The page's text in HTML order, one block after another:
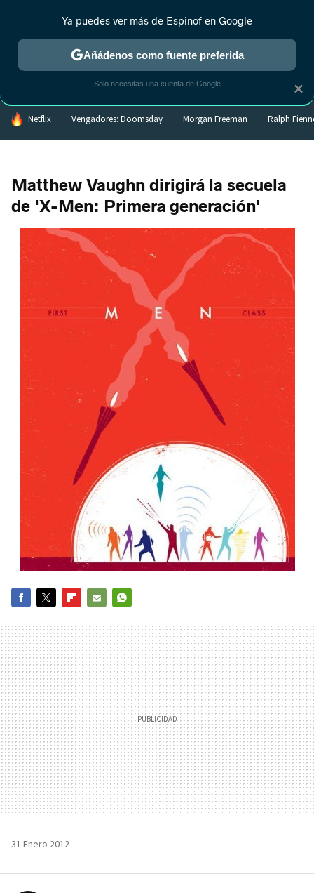
ESTRENOS REALITY ANIME RANKINGS CINE
HOY SE HABLA DE
Netflix Vengadores: Doomsday Morgan Freeman Ralph
Matthew Vaughn dirigirá la secuela
de 'X-Men: Primera generación'
MAIL
31 Enero 2012
×
Ya puedes ver más de Espinof en Google
Añádenos como fuente preferida
Solo necesitas una cuenta de Google